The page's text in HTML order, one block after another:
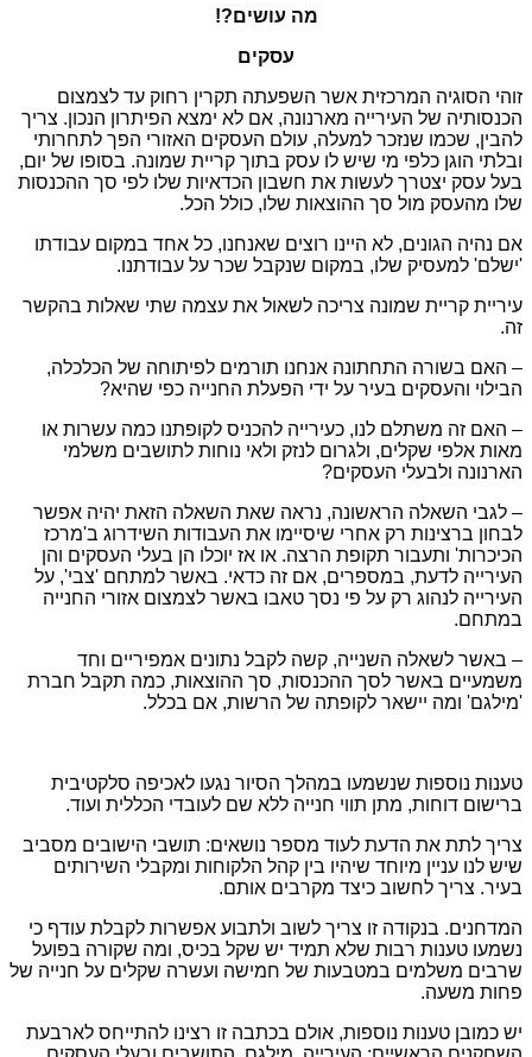
מה עושים?!
עסקים
זוהי הסוגיה המרכזית אשר השפעתה תקרין רחוק עד לצמצום
הכנסותיה של העירייה מארנונה, אם לא ימצא הפיתרון הנכון. צריך
להבין, שכמו שנזכר למעלה, עולם העסקים האזורי הפך לתחרותי
ובלתי הוגן כלפי מי שיש לו עסק בתוך קריית שמונה. בסופו של יום,
בעל עסק יצטרך לעשות את חשבון הכדאיות שלו לפי סך ההכנסות
שלו מהעסק מול סך ההוצאות שלו, כולל הכל.
אם נהיה הגונים, לא היינו רוצים שאנחנו, כל אחד במקום עבודתו
'ישלם' למעסיק שלו, במקום שנקבל שכר על עבודתנו.
עיריית קריית שמונה צריכה לשאול את עצמה שתי שאלות בהקשר
זה.
– האם בשורה התחתונה אנחנו תורמים לפיתוחה של הכלכלה,
הבילוי והעסקים בעיר על ידי הפעלת החנייה כפי שהיא?
– האם זה משתלם לנו, כעירייה להכניס לקופתנו כמה עשרות או
מאות אלפי שקלים, ולגרום לנזק ולאי נוחות לתושבים משלמי
הארנונה ולבעלי העסקים?
– לגבי השאלה הראשונה, נראה שאת השאלה הזאת יהיה אפשר
לבחון ברצינות רק אחרי שיסיימו את העבודות השידרוג ב'מרכז
הכיכרות' ותעבור תקופת הרצה. או אז יוכלו הן בעלי העסקים והן
העירייה לדעת, במספרים, אם זה כדאי. באשר למתחם 'צבי', על
העירייה לנהוג רק על פי נסך טאבו באשר לצמצום אזורי החנייה
במתחם.
– באשר לשאלה השנייה, קשה לקבל נתונים אמפיריים וחד
משמעיים באשר לסך ההכנסות, סך ההוצאות, כמה תקבל חברת
'מילגם' ומה יישאר לקופתה של הרשות, אם בכלל.
טענות נוספות שנשמעו במהלך הסיור נגעו לאכיפה סלקטיבית
ברישום דוחות, מתן תווי חנייה ללא שם לעובדי הכללית ועוד.
צריך לתת את הדעת לעוד מספר נושאים: תושבי הישובים מסביב
שיש לנו עניין מיוחד שיהיו בין קהל הלקוחות ומקבלי השירותים
בעיר. צריך לחשוב כיצד מקרבים אותם.
המדחנים. בנקודה זו צריך לשוב ולתבוע אפשרות לקבלת עודף כי
נשמעו טענות רבות שלא תמיד יש שקל בכיס, ומה שקורה בפועל
שרבים משלמים במטבעות של חמישה ועשרה שקלים על חנייה של
פחות משעה.
יש כמובן טענות נוספות, אולם בכתבה זו רצינו להתייחס לארבעת